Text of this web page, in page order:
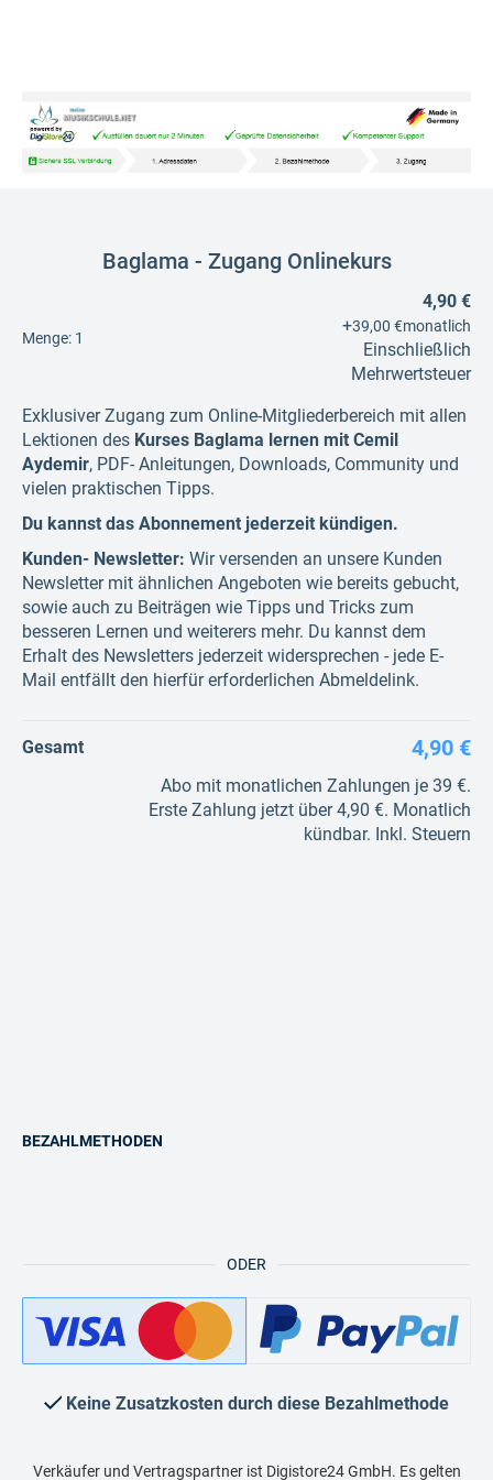
Baglama - Zugang Onlinekurs
Menge: 1
4,90 €
+39,00 €monatlich
Einschließlich
Mehrwertsteuer
Exklusiver Zugang zum Online-Mitgliederbereich mit allen
Lektionen des Kurses Baglama lernen mit Cemil
Aydemir, PDF- Anleitungen, Downloads, Community und
vielen praktischen Tipps.
Du kannst das Abonnement jederzeit kündigen.
Kunden- Newsletter: Wir versenden an unsere Kunden
Newsletter mit ähnlichen Angeboten wie bereits gebucht,
sowie auch zu Beiträgen wie Tipps und Tricks zum
besseren Lernen und weiterers mehr. Du kannst dem
Erhalt des Newsletters jederzeit widersprechen - jede E-
Mail entfällt den hierfür erforderlichen Abmeldelink.
Gesamt 4,90 €
Abo mit monatlichen Zahlungen je 39 €.
Erste Zahlung jetzt über 4,90 €. Monatlich
kündbar. Inkl. Steuern
ODER
BEZAHLMETHODEN
Keine Zusatzkosten durch diese Bezahlmethode
Verkäufer und Vertragspartner ist Digistore24 GmbH. Es gelten